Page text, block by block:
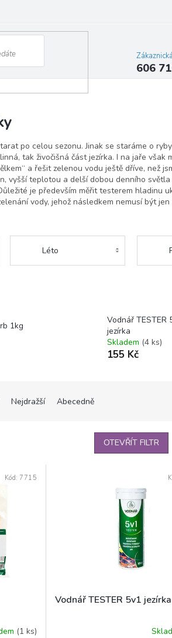
606
po celou sezonu. Jinak se staráme o
tak živočišná část jezírka. I na jaře však
a řešit zelenou vodu ještě dříve, než
vyšší teplotou a delší dobou denního
je především měřit testerem hladinu
vody, jehož následkem nemusí být
Léto
1kg
Vodnář TESTER
jezírka
Skladem (4 ks)
155 Kč
Nejdražší Abecedně
OTEVŘÍT FILTR
(1 ks)
Kód: 7715
Vodnář TESTER 5v1 jezírka